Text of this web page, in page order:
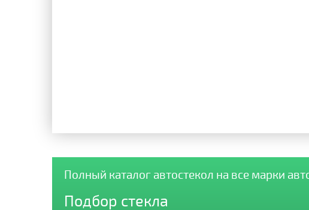
Полный каталог автостекол на все марки
Подбор стекла